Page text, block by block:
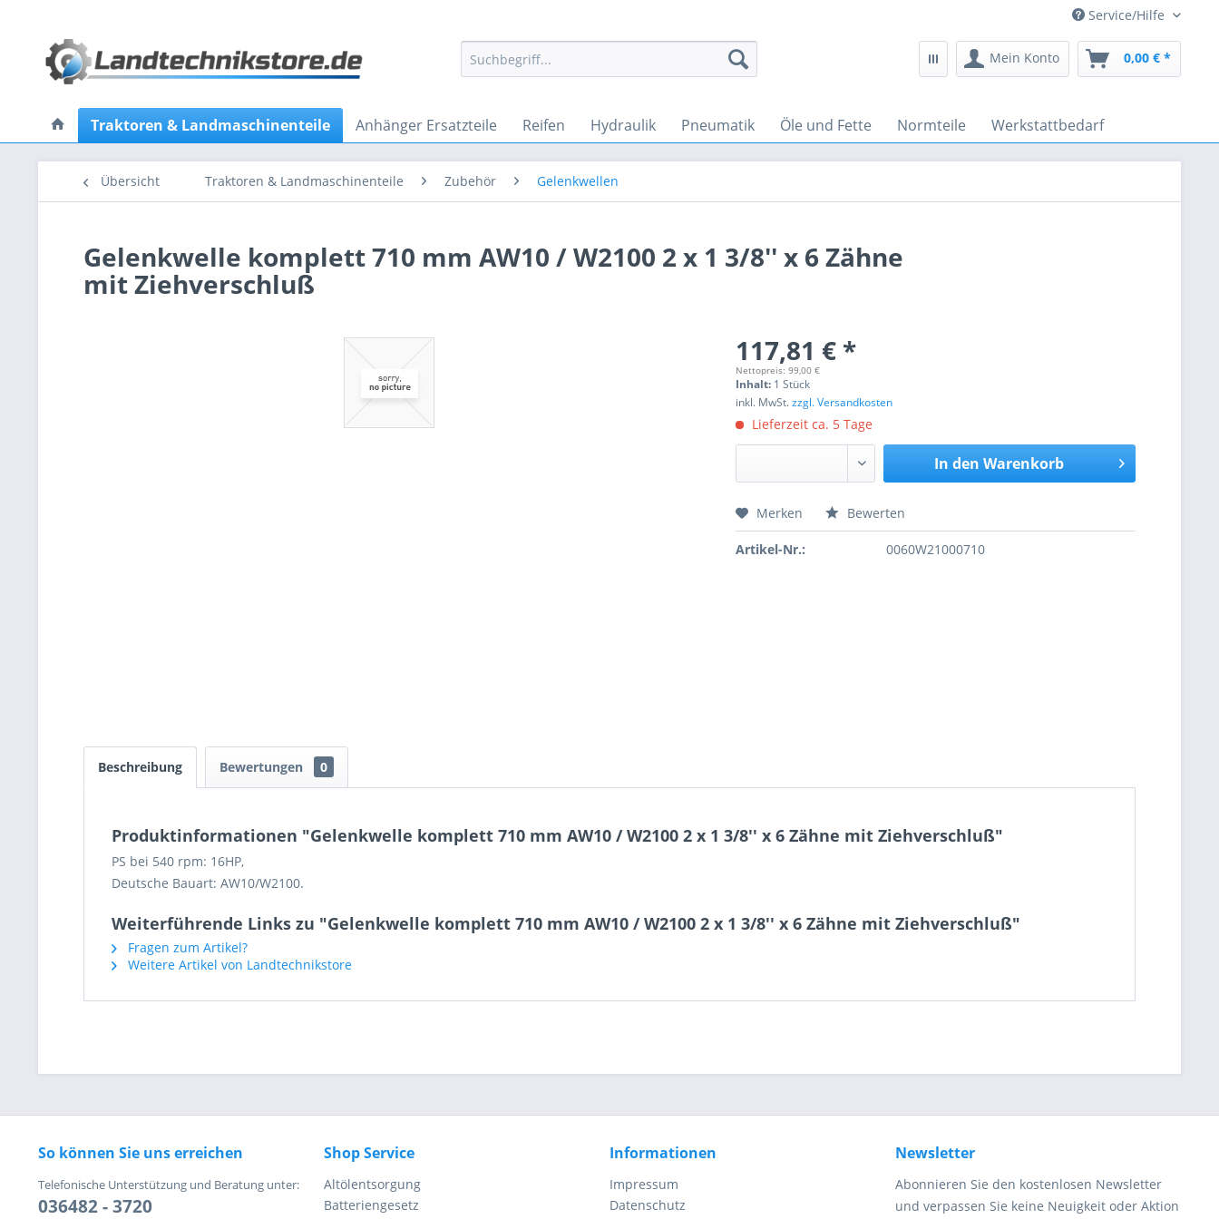
Service/Hilfe
Mein Konto 0,00 € *
Traktoren & Landmaschinenteile Anhänger Ersatzteile Reifen Hydraulik Pneumatik Öle und Fette Normteile Werkstattbedarf
Übersicht Traktoren & Landmaschinenteile Zubehör Gelenkwellen
Gelenkwelle komplett 710 mm AW10 / W2100 2 x 1 3/8'' x 6 Zähne
mit Ziehverschluß
117,81 € *
Nettopreis: 99,00 €
Inhalt: 1 Stück
inkl. MwSt.zzgl. Versandkosten
Lieferzeit ca. 5 Tage
In den Warenkorb
Preis anfragen
Ich habe dieDatenschutzerklärunggelesen, verstanden
Merken Bewerten
Artikel-Nr.: 0060W21000710
Beschreibung Bewertungen 0
Produktinformationen "Gelenkwelle komplett 710 mm AW10 / W2100 2 x 1 3/8'' x 6 Zähne mit Ziehverschluß"
PS bei 540 rpm: 16HP,
Deutsche Bauart: AW10/W2100.
Weiterführende Links zu "Gelenkwelle komplett 710 mm AW10 / W2100 2 x 1 3/8'' x 6 Zähne mit Ziehverschluß"
Fragen zum Artikel?
Weitere Artikel von Landtechnikstore
So können Sie uns erreichen
Telefonische Unterstützung und Beratung unter:
036482 - 3720
Shop Service
Altölentsorgung
Batteriengesetz
Informationen
Impressum
Datenschutz
Newsletter
Abonnieren Sie den kostenlosen Newsletter
und verpassen Sie keine Neuigkeit oder Aktion